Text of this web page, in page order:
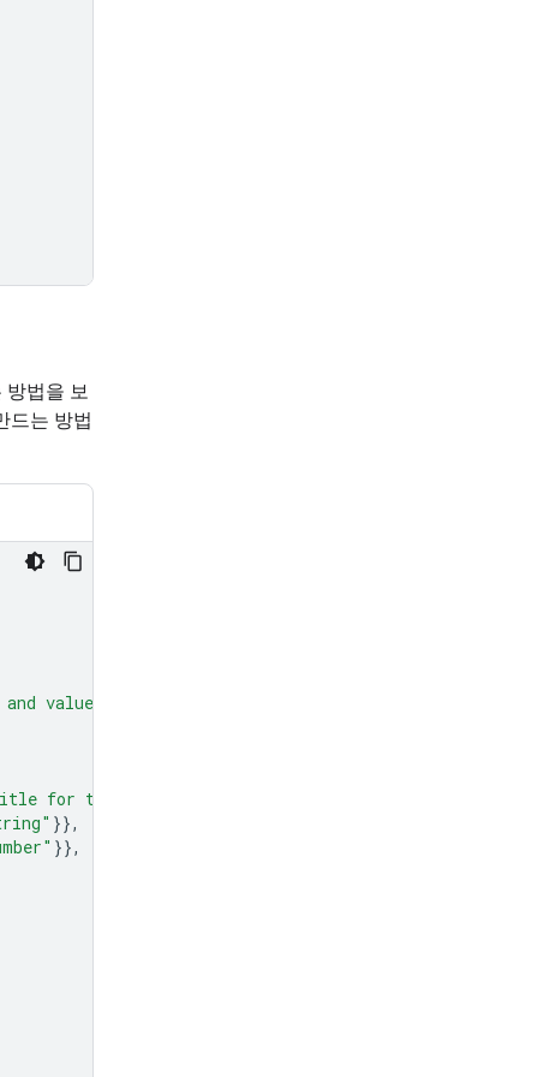
방법을 보
드는 방법
values."
for the chart."
}},
}},